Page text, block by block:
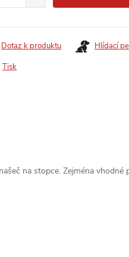
Tisk
Dotaz k produktu Hlídací
na stopce. Zejména vhodné